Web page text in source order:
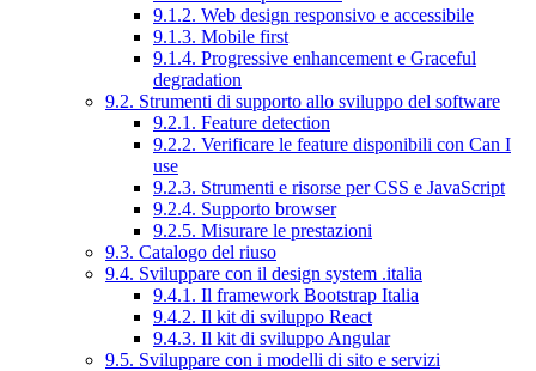
9.1.2. Web design responsivo e accessibile
9.1.3. Mobile first
9.1.4. Progressive enhancement e Graceful
degradation
9.2. Strumenti di supporto allo sviluppo del software
9.2.1. Feature detection
9.2.2. Verificare le feature disponibili con Can I
use
9.2.3. Strumenti e risorse per CSS e JavaScript
9.2.4. Supporto browser
9.2.5. Misurare le prestazioni
9.3. Catalogo del riuso
9.4. Sviluppare con il design system .italia
9.4.1. Il framework Bootstrap Italia
9.4.2. Il kit di sviluppo React
9.4.3. Il kit di sviluppo Angular
9.5. Sviluppare con i modelli di sito e servizi